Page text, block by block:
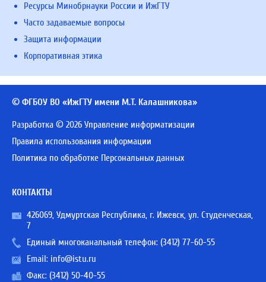
Ресурсы Минобрнауки России и ИжГТУ
Часто задаваемые вопросы
Защита информации
Корпоративная этика
© ФГБОУ ВО «ИжГТУ имени М.Т. Калашникова»
Разработка © 2026 Управление информатизации
Правила использования информации
Политика по обработке Персональных данных
КОНТАКТЫ
426069, Удмуртская Республика, г. Ижевск, ул. Студенческая,
7
Единый многоканальный телефон: (3412) 77-60-55
Email: info@istu.ru
Факс: (3412) 50-40-55